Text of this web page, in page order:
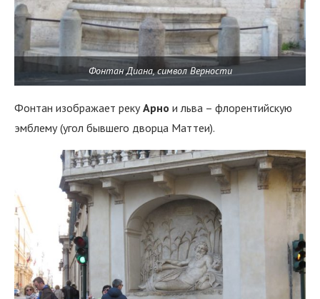
Фонтан Диана, символ Верности
Фонтан изображает рекуАрно и льва – флорентийскую
эмблему (угол бывшего дворца Маттеи).